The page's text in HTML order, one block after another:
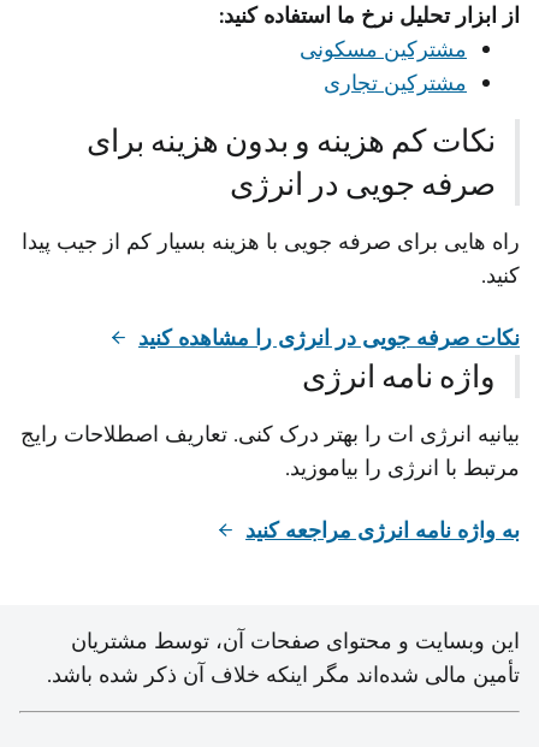
از ابزار تحلیل نرخ ما استفاده کنید:
مشترکین مسکونی
مشترکین تجاری
نکات کم هزینه و بدون هزینه برای
صرفه جویی در انرژی
راه هایی برای صرفه جویی با هزینه بسیار کم از جیب پیدا
کنید.
نکات صرفه جویی در انرژی را مشاهده کنید
واژه نامه انرژی
بیانیه انرژی ات را بهتر درک کنی. تعاریف اصطلاحات رایج
مرتبط با انرژی را بیاموزید.
به واژه نامه انرژی مراجعه کنید
این وبسایت و محتوای صفحات آن، توسط مشتریان
تأمین مالی شده‌اند مگر اینکه خلاف آن ذکر شده باشد.